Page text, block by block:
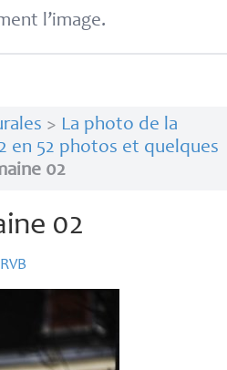
l’image.
> La photo de la
en 52 photos et quelques
02
02
RVB